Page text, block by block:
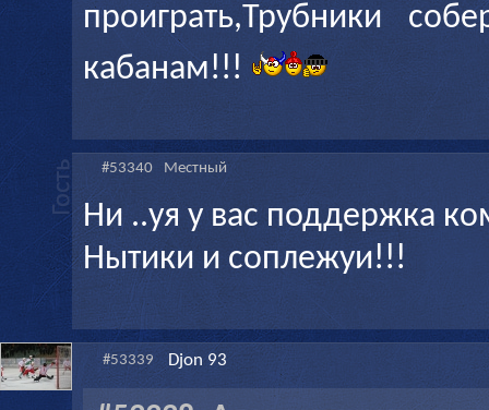
проиграть,Трубники
кабанам!!!
#53340 Местный
Ни ..уя у вас поддержка
Нытики и соплежуи!!!
#53339 Djon 93